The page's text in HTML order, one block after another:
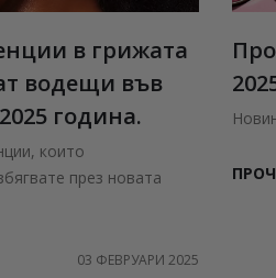
в грижата
водещи във
година.
които
през новата
03 ФЕВРУАРИ 2025